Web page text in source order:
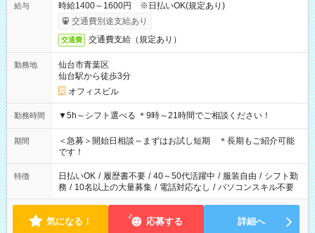
給与
時給1400～1600円 ※日払いOK(規定あり)
交通費別途支給あり
交通費 交通費支給（規定あり）
勤務地
仙台市青葉区
仙台駅から徒歩3分
オフィスビル
勤務時間 ▼5h～シフト選べる ＊9時～21時間でご相談ください！
期間
＜急募＞開始日相談～まずはお試し短期 ＊長期もご紹介可能
です！
特徴 日払いOK / 履歴書不要 / 40～50代活躍中 / 服装自由 / シフト勤
務 / 10名以上の大量募集 / 電話対応なし / パソコンスキル不要
気になる！ 応募する 詳細へ